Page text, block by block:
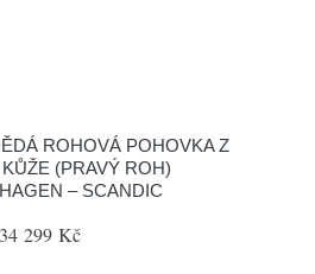
ROHOVÁ POHOVKA Z
(PRAVÝ ROH)
– SCANDIC
34 299 Kč